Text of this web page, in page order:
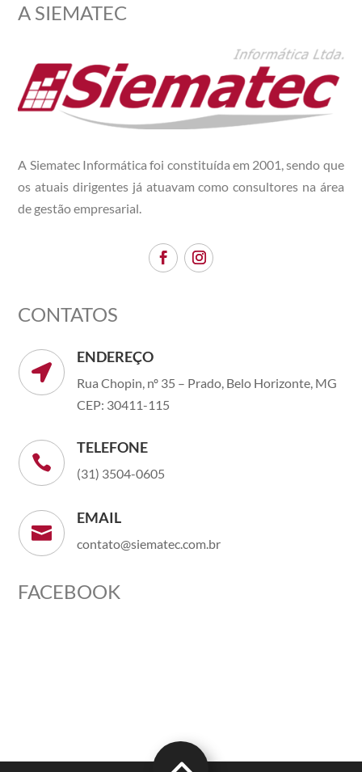
A SIEMATEC
A Siematec Informática foi constituída em 2001, sendo que
os atuais dirigentes já atuavam como consultores na área
de gestão empresarial.
CONTATOS

ENDEREÇO
Rua Chopin, nº 35 – Prado, Belo Horizonte, MG
CEP: 30411-115

TELEFONE
(31) 3504-0605

EMAIL
contato@siematec.com.br
FACEBOOK